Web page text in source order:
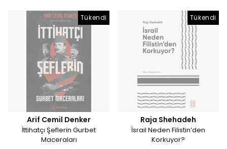
Tükendi
Arif Cemil Denker
İttihatçı Şeflerin Gurbet
Maceraları
Tükendi
Raja Shehadeh
İsrail Neden Filistin’den
Korkuyor?